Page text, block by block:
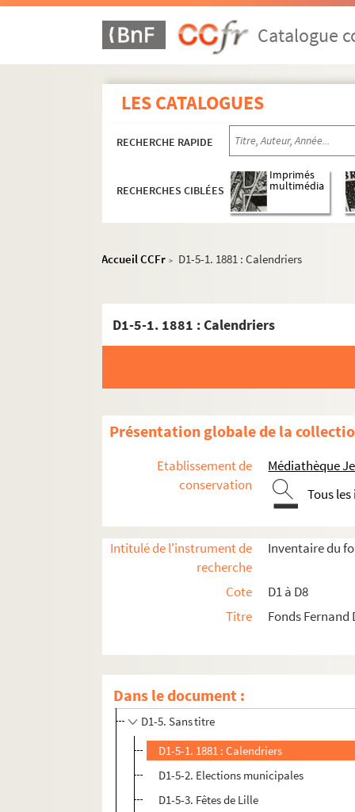
Catalogue
LES CATALOGUES
RECHERCHE RAPIDE
RECHERCHES CIBLÉES
Imprimés
multimédia
Accueil CCFr > D1-5-1. 1881 : Calendriers
D1-5-1. 1881 : Calendriers
Présentation globale de la
Etablissement de
conservation
Médiathèque
Tous
Intitulé de l'instrument de
recherche
Inventaire du
Cote
D1 à D8
Titre
Fonds Fernand
Dans le document :
D1. Documents concernant la ville de Lille
D1-1. Sans titre
D1-1bis. Sans titre
D1-3. Sans titre
D1-4. Sans titre
D1-5. Sans titre
D1-5-1. 1881 : Calendriers
D1-5-2. Elections municipales
D1-5-3. Fêtes de Lille